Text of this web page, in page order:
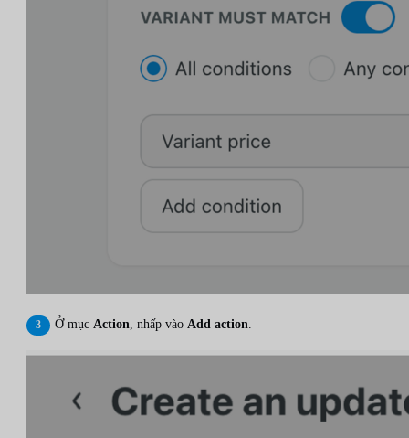
Ở mục Action , nhấp vào Add action